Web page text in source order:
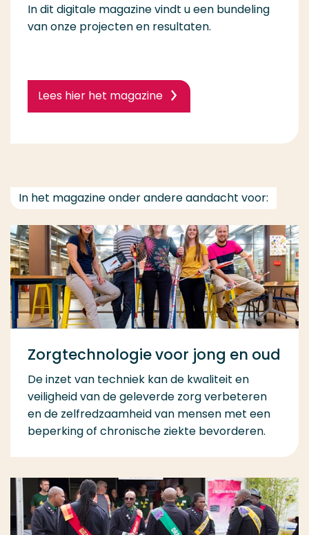
In dit digitale magazine vindt u een bundeling
van onze projecten en resultaten.
Lees hier het magazine
In het magazine onder andere aandacht voor:
Zorgtechnologie voor jong en oud
De inzet van techniek kan de kwaliteit en
veiligheid van de geleverde zorg verbeteren
en de zelfredzaamheid van mensen met een
beperking of chronische ziekte bevorderen.